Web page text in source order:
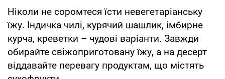
Ніколи не соромтеся їсти невегетаріанську
їжу. Індичка чилі, курячий шашлик, імбирне
курча, креветки – чудові варіанти. Завжди
обирайте свіжоприготовану їжу, а на десерт
віддавайте перевагу продуктам, що містять